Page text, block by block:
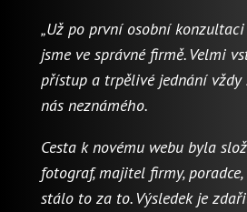
„Už po první osobní konzultaci
jsme ve správné firmě. Velmi
přístup a trpělivé jednání vždy
nás neznámého.
Cesta k novému webu byla
fotograf, majitel firmy,
stálo to za to. Výsledek je